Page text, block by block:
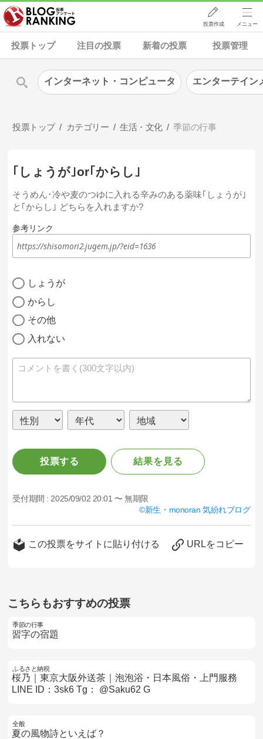
投票作成 メニュー
投票トップ 注目の投票 新着の投票 投票管理
投票トップ カテゴリー 生活・文化 季節の行事
｢しょうが｣or｢からし｣
そうめん･冷や麦のつゆに入れる辛みのある薬味｢しょうが｣
と｢からし｣ どちらを入れますか?
参考リンク
https://shisomori2.jugem.jp/?eid=1636
しょうが
からし
その他
入れない
投票する 結果を見る
受付期間 :2025/09/02 20:01 〜 無期限
新生・monoran 気紛れブログ
この投票をサイトに貼り付ける URLをコピー
こちらもおすすめの投票
季節の行事
習字の宿題
ふるさと納税
桜乃｜東京大阪外送茶｜泡泡浴・日本風俗・上門服務
LINE ID：3sk6 Tg： @Saku62 G
全般
夏の風物詩といえば？
インターネット・コンピュータ エンターテイン